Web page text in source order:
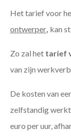
Het tarief voor
ontwerper kan
Zo zal het tarief
van zijn
De kosten van
zelfstandig
euro per uur,